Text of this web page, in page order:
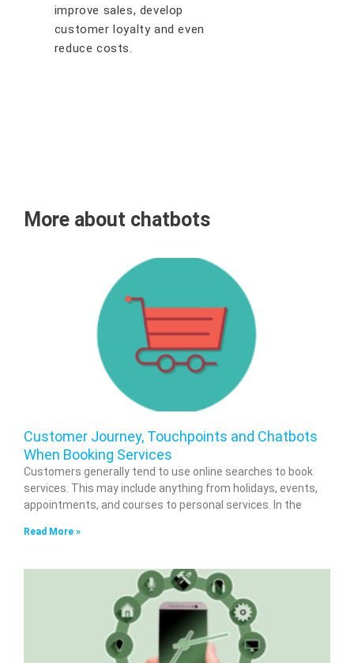
іmрrоvе ѕаlеѕ, dеvеlор
сuѕtоmеr lоуаltу аnd еvеn
rеduсе соѕtѕ.
More about chatbots
Customer Journey, Touchpoints and Chatbots
When Booking Services
Customers generally tend to use online searches to book
services. This may include anything from holidays, events,
appointments, and courses to personal services. In the
Read More »